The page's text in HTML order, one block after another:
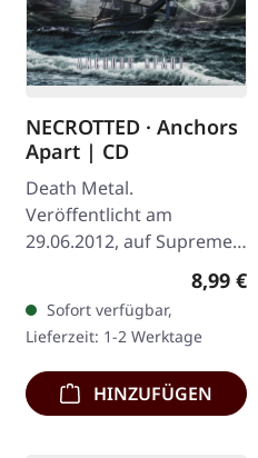
Preis:
NECROTTED · Anchors
Apart | CD
Death Metal.
Veröffentlicht am
29.06.2012, auf Supreme
Chaos Records. CD im
Jewelcase mit 8-seitigem
Booklet. Hier gibt es nicht
weniger als modernen…
8,99 €
Sofort verfügbar,
Lieferzeit: 1-2 Werktage
HINZUFÜGEN